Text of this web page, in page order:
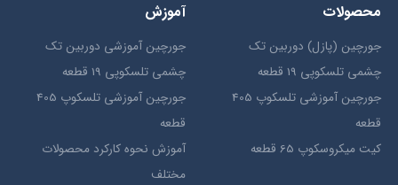
محصولات
جورچین (پازل) دوربین تک
چشمی تلسکوپی 19 قطعه
جورچین آموزشی تلسکوپ 405
قطعه
کیت میکروسکوپ 65 قطعه
آموزش
جورچین آموزشی دوربین تک
چشمی تلسکوپی 19 قطعه
جورچین آموزشی تلسکوپ 405
قطعه
آموزش نحوه کارکرد محصولات
مختلف